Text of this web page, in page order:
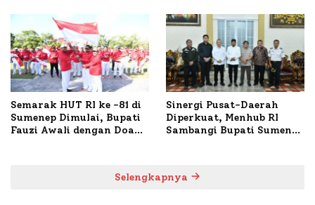
Semarak HUT RI ke -81 di
Sumenep Dimulai, Bupati
Fauzi Awali dengan Doa
Sinergi Pusat-Daerah
Diperkuat, Menhub RI
Sambangi Bupati Sumenep
Selengkapnya